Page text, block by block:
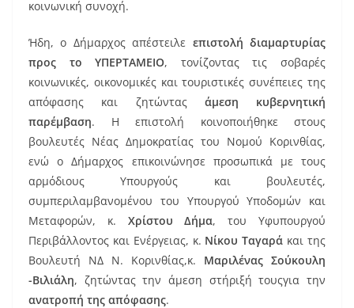
κοινωνική συνοχή.
Ήδη, ο Δήμαρχος απέστειλε επιστολή διαμαρτυρίας
προς το ΥΠΕΡΤΑΜΕΙΟ, τονίζοντας τις σοβαρές
κοινωνικές, οικονομικές και τουριστικές συνέπειες της
απόφασης και ζητώντας άμεση κυβερνητική
παρέμβαση. Η επιστολή κοινοποιήθηκε στους
βουλευτές Νέας Δημοκρατίας του Νομού Κορινθίας,
ενώ ο Δήμαρχος επικοινώνησε προσωπικά με τους
αρμόδιους Υπουργούς και βουλευτές,
συμπεριλαμβανομένου του Υπουργού Υποδομών και
Μεταφορών, κ. Χρίστου Δήμα, του Υφυπουργού
Περιβάλλοντος και Ενέργειας, κ. Νίκου Ταγαρά και της
Βουλευτή ΝΔ Ν. Κορινθίας,κ. Μαριλένας Σούκουλη
-Βιλιάλη, ζητώντας την άμεση στήριξή τουςγια την
ανατροπή της απόφασης.